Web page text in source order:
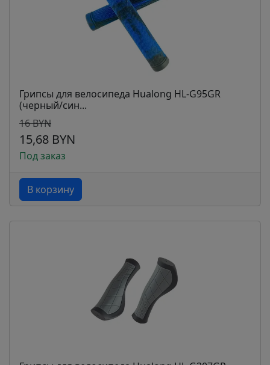
Грипсы для велосипеда Hualong HL-G95GR
(черный/син...
16 BYN
15,68 BYN
Под заказ
В корзину